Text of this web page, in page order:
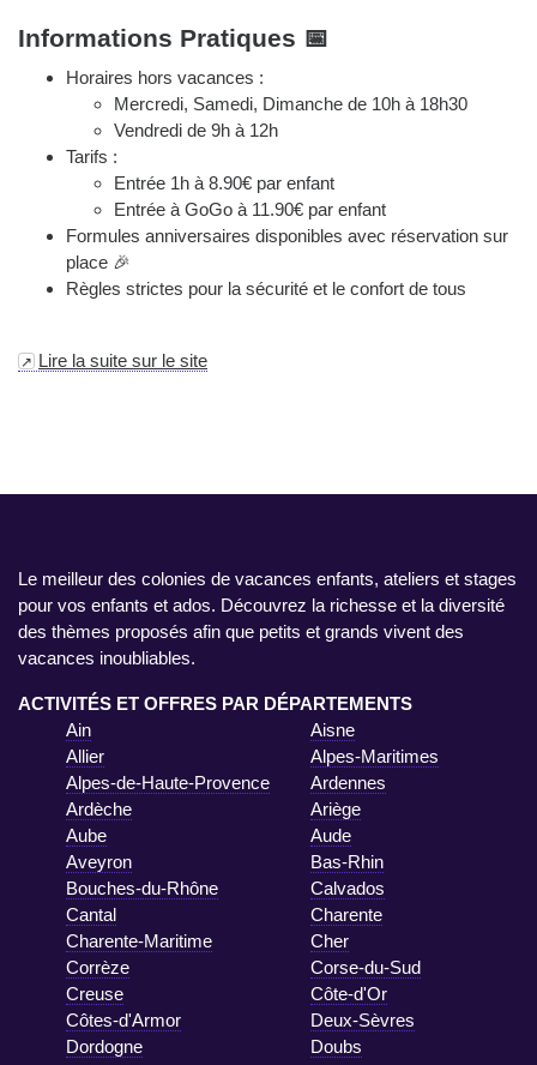
Informations Pratiques 📅
Horaires hors vacances :
Mercredi, Samedi, Dimanche de 10h à 18h30
Vendredi de 9h à 12h
Tarifs :
Entrée 1h à 8.90€ par enfant
Entrée à GoGo à 11.90€ par enfant
Formules anniversaires disponibles avec réservation sur
place 🎉
Règles strictes pour la sécurité et le confort de tous
Lire la suite sur le site
Le meilleur des colonies de vacances enfants, ateliers et stages
pour vos enfants et ados. Découvrez la richesse et la diversité
des thèmes proposés afin que petits et grands vivent des
vacances inoubliables.
ACTIVITÉS ET OFFRES PAR DÉPARTEMENTS
Ain
Aisne
Allier
Alpes-Maritimes
Alpes-de-Haute-Provence
Ardennes
Ardèche
Ariège
Aube
Aude
Aveyron
Bas-Rhin
Bouches-du-Rhône
Calvados
Cantal
Charente
Charente-Maritime
Cher
Corrèze
Corse-du-Sud
Creuse
Côte-d'Or
Côtes-d'Armor
Deux-Sèvres
Dordogne
Doubs